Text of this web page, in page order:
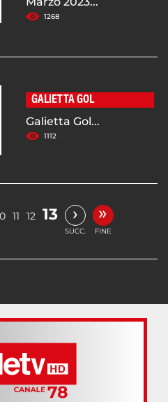
1268
GALIETTA GOL
Galietta Gol...
1112
11 12 13 ›
SUCC.
»
FINE